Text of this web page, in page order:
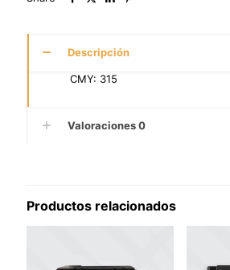
Descripción
CMY: 315
Valoraciones0
Productos relacionados